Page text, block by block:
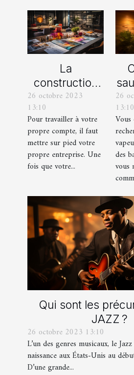
La
construction
d’une identité
d’entreprise :
que faut-il en
savoir ?
26 octobre 2023
13:10
Pour travailler à votre
propre compte, il faut
mettre sur pied votre
propre entreprise. Une
fois que votre...
26
13:10
Vous
des
vous
Qui sont les
JAZZ ?
26 octobre 2023 13:10
L’un des genres musicaux, le
naissance aux États-Unis au
D’une grande...